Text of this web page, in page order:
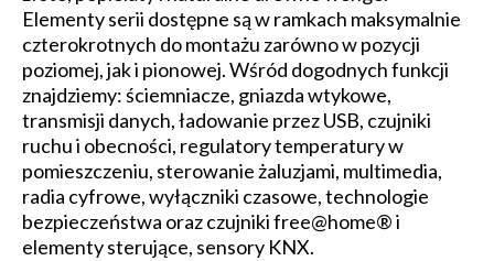
Elementy serii dostępne są w ramkach maksymalnie
czterokrotnych do montażu zarówno w pozycji
poziomej, jak i pionowej. Wśród dogodnych funkcji
znajdziemy: ściemniacze, gniazda wtykowe,
transmisji danych, ładowanie przez USB, czujniki
ruchu i obecności, regulatory temperatury w
pomieszczeniu, sterowanie żaluzjami, multimedia,
radia cyfrowe, wyłączniki czasowe, technologie
bezpieczeństwa oraz czujniki free@home® i
elementy sterujące, sensory KNX.